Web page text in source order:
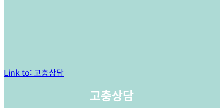
Link to: 고충상담
고충상담